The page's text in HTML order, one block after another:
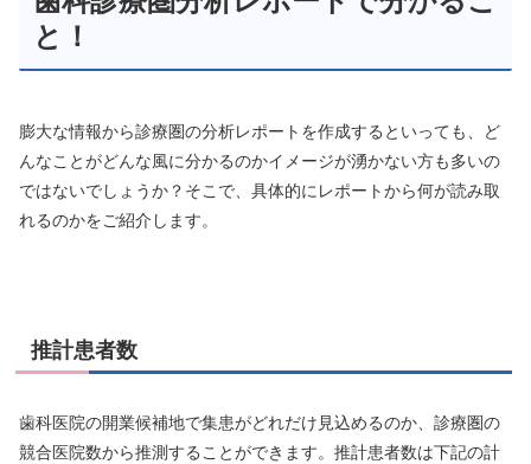
と！
膨大な情報から診療圏の分析レポートを作成するといっても、ど
んなことがどんな風に分かるのかイメージが湧かない方も多いの
ではないでしょうか？そこで、具体的にレポートから何が読み取
れるのかをご紹介します。
推計患者数
歯科医院の開業候補地で集患がどれだけ見込めるのか、診療圏の
競合医院数から推測することができます。推計患者数は下記の計